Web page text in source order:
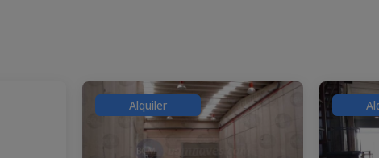
Alquiler